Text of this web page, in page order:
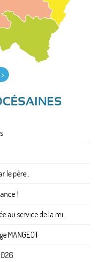
père...
!
service de la mi...
MANGEOT